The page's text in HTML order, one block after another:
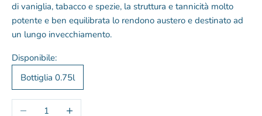
di vaniglia, tabacco e spezie, la struttura e tannicità molto
potente e ben equilibrata lo rendono austero e destinato ad
un lungo invecchiamento.
Disponibile:
Bottiglia 0.75l
Diminuisci quantitàAumenta quantità